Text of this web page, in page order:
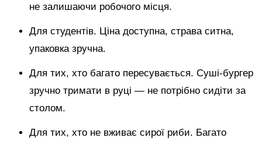
не залишаючи робочого місця.
Для студентів. Ціна доступна, страва ситна,
упаковка зручна.
Для тих, хто багато пересувається. Суші-бургер
зручно тримати в руці — не потрібно сидіти за
столом.
Для тих, хто не вживає сирої риби. Багато